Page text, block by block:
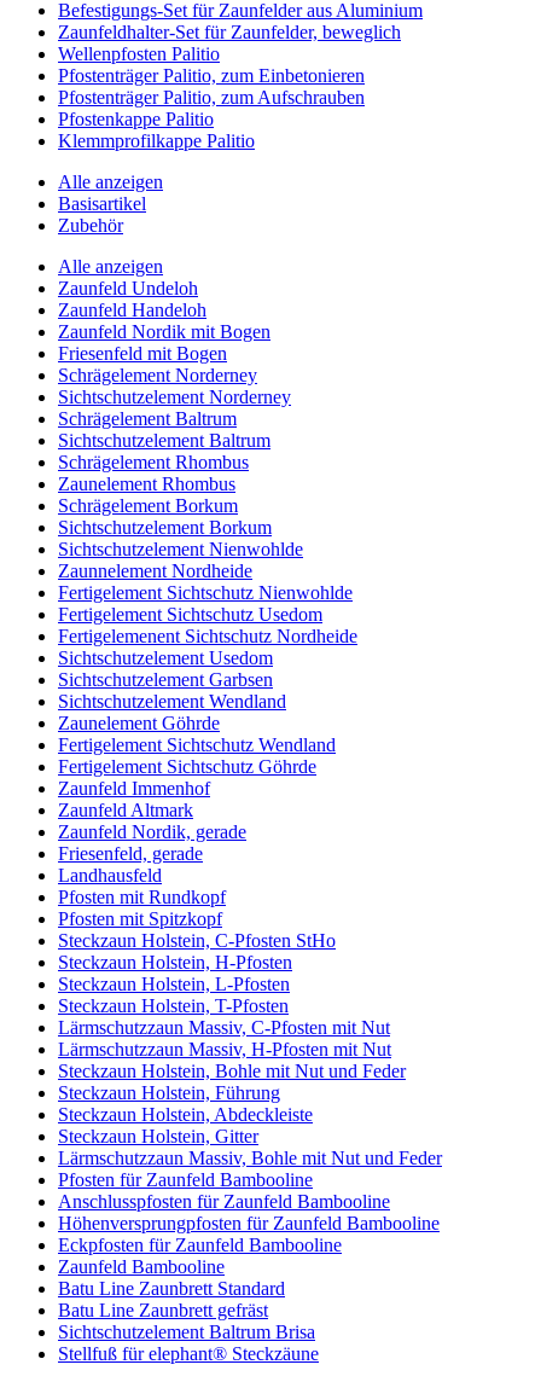
Befestigungs-Set für Zaunfelder aus Aluminium
Zaunfeldhalter-Set für Zaunfelder, beweglich
Wellenpfosten Palitio
Pfostenträger Palitio, zum Einbetonieren
Pfostenträger Palitio, zum Aufschrauben
Pfostenkappe Palitio
Klemmprofilkappe Palitio
Alle anzeigen
Basisartikel
Zubehör
Alle anzeigen
Zaunfeld Undeloh
Zaunfeld Handeloh
Zaunfeld Nordik mit Bogen
Friesenfeld mit Bogen
Schrägelement Norderney
Sichtschutzelement Norderney
Schrägelement Baltrum
Sichtschutzelement Baltrum
Schrägelement Rhombus
Zaunelement Rhombus
Schrägelement Borkum
Sichtschutzelement Borkum
Sichtschutzelement Nienwohlde
Zaunnelement Nordheide
Fertigelement Sichtschutz Nienwohlde
Fertigelement Sichtschutz Usedom
Fertigelemenent Sichtschutz Nordheide
Sichtschutzelement Usedom
Sichtschutzelement Garbsen
Sichtschutzelement Wendland
Zaunelement Göhrde
Fertigelement Sichtschutz Wendland
Fertigelement Sichtschutz Göhrde
Zaunfeld Immenhof
Zaunfeld Altmark
Zaunfeld Nordik, gerade
Friesenfeld, gerade
Landhausfeld
Pfosten mit Rundkopf
Pfosten mit Spitzkopf
Steckzaun Holstein, C-Pfosten StHo
Steckzaun Holstein, H-Pfosten
Steckzaun Holstein, L-Pfosten
Steckzaun Holstein, T-Pfosten
Lärmschutzzaun Massiv, C-Pfosten mit Nut
Lärmschutzzaun Massiv, H-Pfosten mit Nut
Steckzaun Holstein, Bohle mit Nut und Feder
Steckzaun Holstein, Führung
Steckzaun Holstein, Abdeckleiste
Steckzaun Holstein, Gitter
Lärmschutzzaun Massiv, Bohle mit Nut und Feder
Pfosten für Zaunfeld Bambooline
Anschlusspfosten für Zaunfeld Bambooline
Höhenversprungpfosten für Zaunfeld Bambooline
Eckpfosten für Zaunfeld Bambooline
Zaunfeld Bambooline
Batu Line Zaunbrett Standard
Batu Line Zaunbrett gefräst
Sichtschutzelement Baltrum Brisa
Stellfuß für elephant® Steckzäune